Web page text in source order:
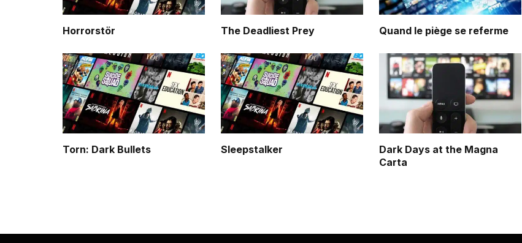
Horrorstör The Deadliest Prey Quand le piège se referme
Torn: Dark Bullets Sleepstalker
Dark Days at the Magna
Carta